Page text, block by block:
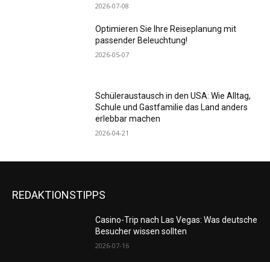
2026-07-08
Optimieren Sie Ihre Reiseplanung mit
passender Beleuchtung!
2026-05-07
Schüleraustausch in den USA: Wie Alltag,
Schule und Gastfamilie das Land anders
erlebbar machen
2026-04-21
REDAKTIONSTIPPS
Casino-Trip nach Las Vegas: Was deutsche
Besucher wissen sollten
2026-07-16